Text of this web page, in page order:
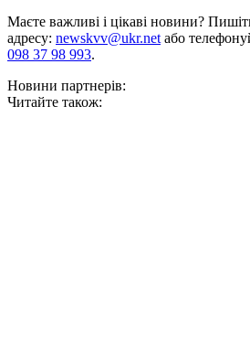
Маєте важливі і цікаві новини?
адресу: newskvv@ukr.netабо
098 37 98 993.
Новини партнерів:
Читайте також: